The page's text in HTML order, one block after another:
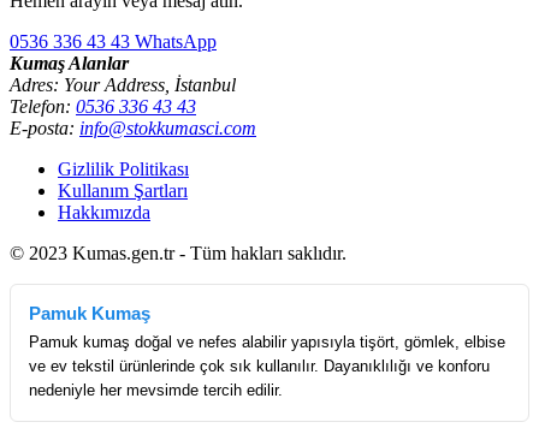
0536 336 43 43 WhatsApp
Kumaş Alanlar
Adres: Your Address, İstanbul
Telefon: 0536 336 43 43
E-posta: info@stokkumasci.com
Gizlilik Politikası
Kullanım Şartları
Hakkımızda
© 2023 Kumas.gen.tr - Tüm hakları saklıdır.
Pamuk Kumaş
Pamuk kumaş doğal ve nefes alabilir yapısıyla tişört, gömlek, elbise
ve ev tekstil ürünlerinde çok sık kullanılır. Dayanıklılığı ve konforu
nedeniyle her mevsimde tercih edilir.